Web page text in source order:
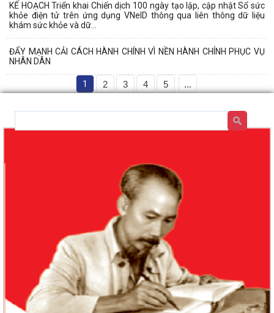
KẾ HOẠCH Triển khai Chiến dịch 100 ngày tạo lập, cập nhật Sổ sức
khỏe điện tử trên ứng dụng VNeID thông qua liên thông dữ liệu
khám sức khỏe và dữ...
ĐẨY MẠNH CẢI CÁCH HÀNH CHÍNH VÌ NỀN HÀNH CHÍNH PHỤC VỤ
NHÂN DÂN
1 2 3 4 5 ...